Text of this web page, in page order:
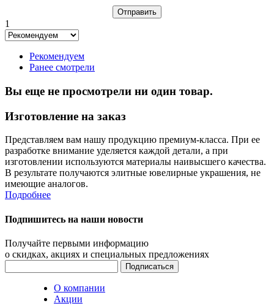
1
Рекомендуем
Ранее смотрели
Вы еще не просмотрели ни один товар.
Изготовление на заказ
Представляем вам нашу продукцию премиум-класса. При ее
разработке внимание уделяется каждой детали, а при
изготовлении используются материалы наивысшего качества.
В результате получаются элитные ювелирные украшения, не
имеющие аналогов.
Подробнее
Подпишитесь на наши новости
Получайте первыми информацию
о скидках, акциях и специальных предложениях
О компании
Акции